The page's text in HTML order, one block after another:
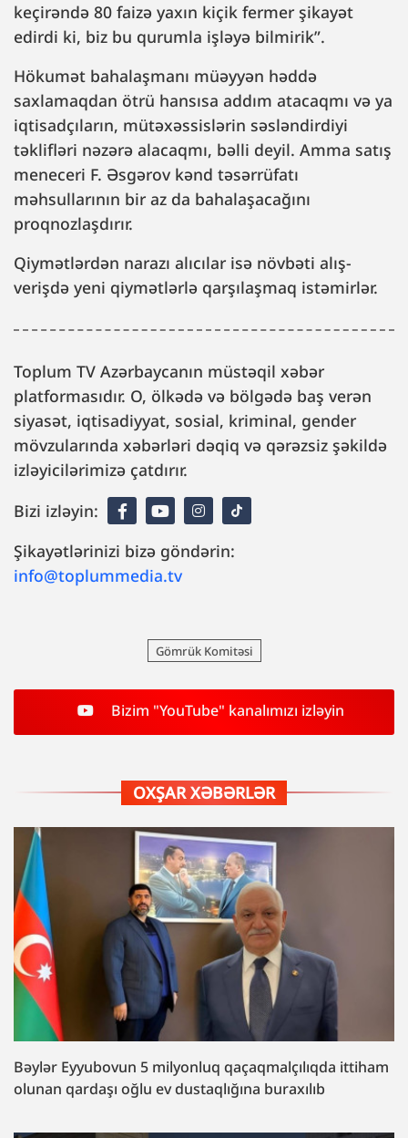
keçirəndə 80 faizə yaxın kiçik fermer şikayət
edirdi ki, biz bu qurumla işləyə bilmirik”.
Hökumət bahalaşmanı müəyyən həddə
saxlamaqdan ötrü hansısa addım atacaqmı və ya
iqtisadçıların, mütəxəssislərin səsləndirdiyi
təklifləri nəzərə alacaqmı, bəlli deyil. Amma satış
meneceri F. Əsgərov kənd təsərrüfatı
məhsullarının bir az da bahalaşacağını
proqnozlaşdırır.
Qiymətlərdən narazı alıcılar isə növbəti alış-
verişdə yeni qiymətlərlə qarşılaşmaq istəmirlər.
Toplum TV Azərbaycanın müstəqil xəbər
platformasıdır. O, ölkədə və bölgədə baş verən
siyasət, iqtisadiyyat, sosial, kriminal, gender
mövzularında xəbərləri dəqiq və qərəzsiz şəkildə
izləyicilərimizə çatdırır.
Bizi izləyin:
Şikayətlərinizi bizə göndərin:
info@toplummedia.tv
Gömrük Komitəsi
Bizim "YouTube" kanalımızı izləyin
OXŞAR XƏBƏRLƏR
Bəylər Eyyubovun 5 milyonluq qaçaqmalçılıqda ittiham
olunan qardaşı oğlu ev dustaqlığına buraxılıb